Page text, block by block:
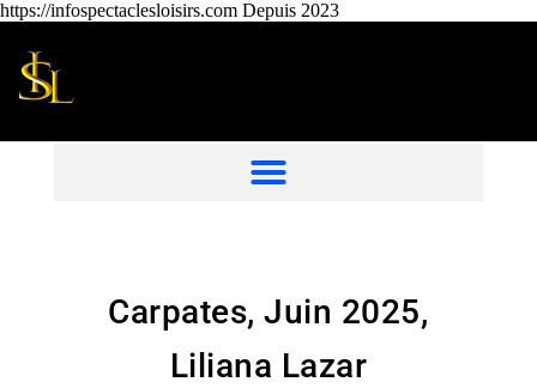
https://infospectaclesloisirs.com Depuis 2023
Carpates, Juin 2025,
Liliana Lazar